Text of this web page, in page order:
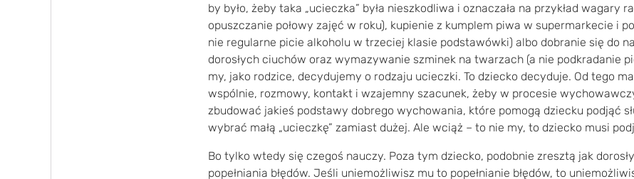
by było, żeby taka „ucieczka” była nieszkodliwa i oznaczała na przykład wagary
opuszczanie połowy zajęć w roku), kupienie z kumplem piwa w supermarkecie i
nie regularne picie alkoholu w trzeciej klasie podstawówki) albo dobranie się do
dorosłych ciuchów oraz wymazywanie szminek na twarzach (a nie podkradanie
my, jako rodzice, decydujemy o rodzaju ucieczki. To dziecko decyduje. Od tego
wspólnie, rozmowy, kontakt i wzajemny szacunek, żeby w procesie
zbudować jakieś podstawy dobrego wychowania, które pomogą dziecku podjąć
wybrać małą „ucieczkę” zamiast dużej. Ale wciąż – to nie my, to dziecko musi
Bo tylko wtedy się czegoś nauczy. Poza tym dziecko, podobnie zresztą jak
popełniania błędów. Jeśli uniemożliwisz mu to popełnianie błędów, to